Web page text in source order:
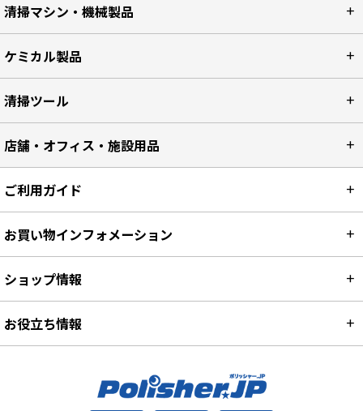
清掃マシン・機械製品
ケミカル製品
清掃ツール
店舗・オフィス・施設用品
ご利用ガイド
お買い物インフォメーション
ショップ情報
お役立ち情報